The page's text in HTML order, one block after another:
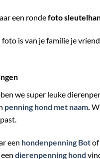
een rondefoto
foto is van je familie je
we super leuke
penning hond met naam.
een hondenpenning Botof
dierenpenning hond